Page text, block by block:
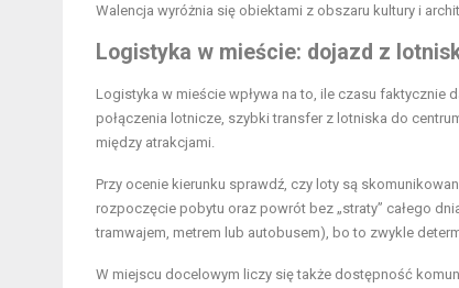
Walencja wyróżnia się obiektami z obszaru kultury i
Logistyka w mieście: dojazd z
Logistyka w mieście wpływa na to, ile czasu
połączenia lotnicze, szybki transfer z lotniska do
między atrakcjami.
Przy ocenie kierunku sprawdź, czy loty są
rozpoczęcie pobytu oraz powrót bez „straty” całego
tramwajem, metrem lub autobusem), bo to zwykle
W miejscu docelowym liczy się także dostępność